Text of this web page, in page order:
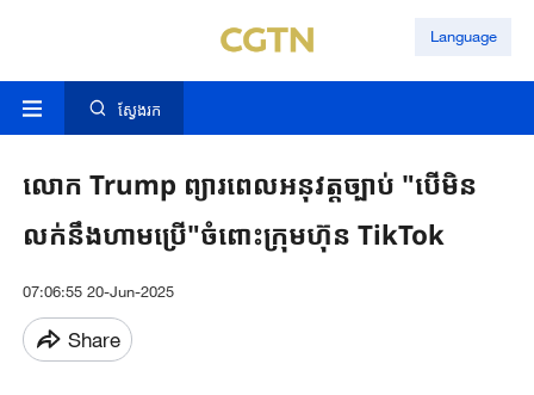
Language
ស្វែងរក
លោក Trump ព្យារពេលអនុវត្តច្បាប់ "បើមិន
លក់នឹង​ហាមប្រើ​"ចំពោះក្រុមហ៊ុន TikTok
07:06:55 20-Jun-2025
Share